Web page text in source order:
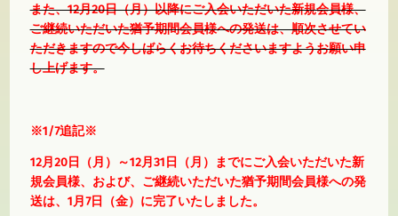
また、12月20日（月）以降にご入会いただいた新規会員様、
ご継続いただいた猶予期間会員様への発送は、順次させてい
ただきますので今しばらくお待ちくださいますようお願い申
し上げます。
※1/7追記※
12月20日（月）～12月31日（月）までにご入会いただいた新
規会員様、および、ご継続いただいた猶予期間会員様への発
送は、1月7日（金）に完了いたしました。